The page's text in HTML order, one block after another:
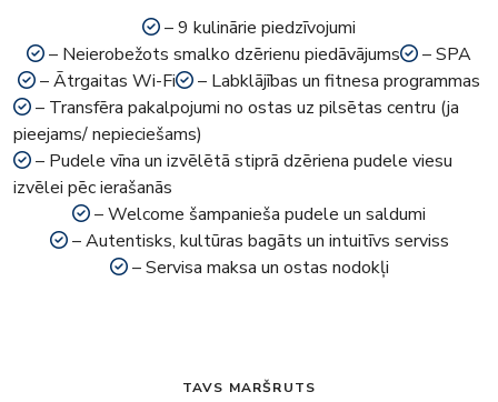
– 9 kulinārie piedzīvojumi
– Neierobežots smalko dzērienu piedāvājums
– SPA
– Ātrgaitas Wi-Fi
– Labklājības un fitnesa programmas
– Transfēra pakalpojumi no ostas uz pilsētas centru (ja
pieejams/ nepieciešams)
– Pudele vīna un izvēlētā stiprā dzēriena pudele viesu
izvēlei pēc ierašanās
– Welcome šampanieša pudele un saldumi
– Autentisks, kultūras bagāts un intuitīvs serviss
– Servisa maksa un ostas nodokļi
TAVS MARŠRUTS